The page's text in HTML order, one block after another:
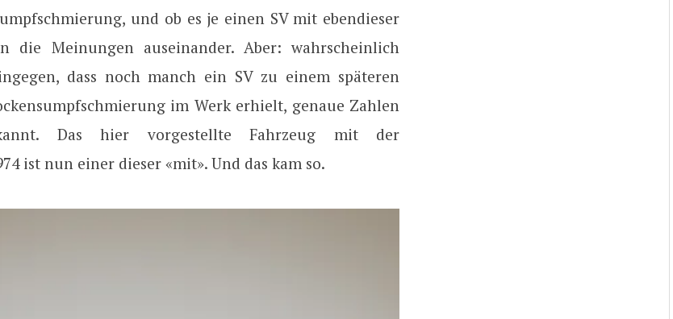
und ob es je einen SV mit ebendieser
die Meinungen auseinander. Aber: wahrscheinlich
dass noch manch ein SV zu einem späteren
im Werk erhielt, genaue Zahlen
Das hier vorgestellte Fahrzeug mit der
ist nun einer dieser «mit». Und das kam so.